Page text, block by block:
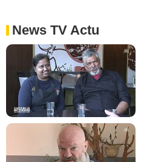
News TV Actu